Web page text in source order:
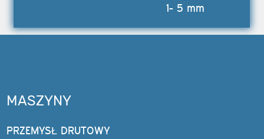
1- 5 mm
MASZYNY
PRZEMYSŁ DRUTOWY